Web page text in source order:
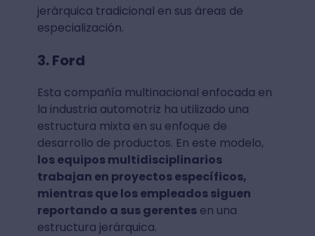
jerárquica tradicional en sus áreas de
especialización.
3. Ford
Esta compañía multinacional enfocada en
la industria automotriz ha utilizado una
estructura mixta en su enfoque de
desarrollo de productos. En este modelo,
los equipos multidisciplinarios
trabajan en proyectos específicos,
mientras que los empleados siguen
reportando a sus gerentesen una
estructura jerárquica.